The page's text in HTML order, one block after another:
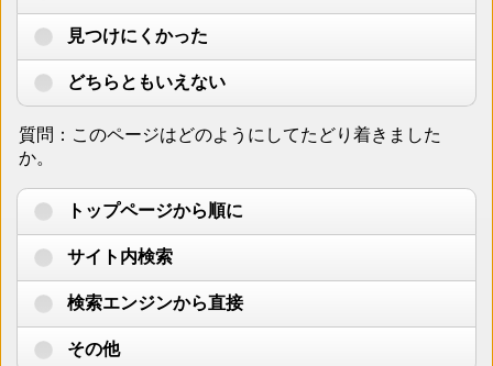
見つけにくかった
どちらともいえない
質問：このページはどのようにしてたどり着きました
か。
トップページから順に
サイト内検索
検索エンジンから直接
その他